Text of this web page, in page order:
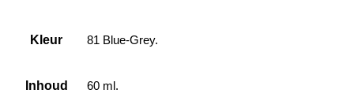
Kleur 81 Blue-Grey.
Inhoud 60 ml.